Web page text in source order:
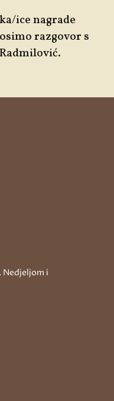
ice nagrade
razgovor s
Nedjeljom i